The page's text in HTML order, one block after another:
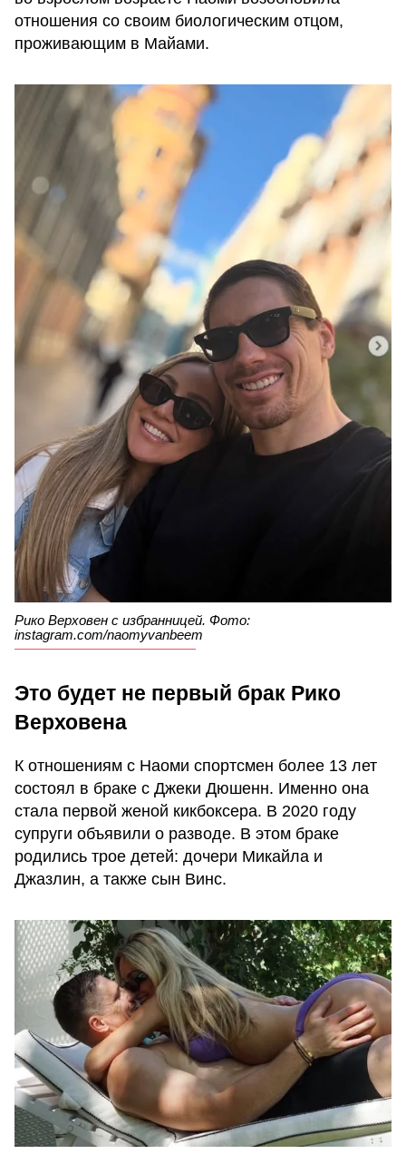
отношения со своим биологическим отцом,
проживающим в Майами.
Рико Верховен с избранницей. Фото:
instagram.com/naomyvanbeem
Это будет не первый брак Рико
Верховена
К отношениям с Наоми спортсмен более 13 лет
состоял в браке с Джеки Дюшенн. Именно она
стала первой женой кикбоксера. В 2020 году
супруги объявили о разводе. В этом браке
родились трое детей: дочери Микайла и
Джазлин, а также сын Винс.